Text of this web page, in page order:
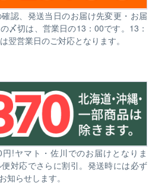
認、発送当日のお届け先変更・お届
〆切は、営業日の13：00です。13：
翌営業日のご対応となります。
!ヤマト・佐川でのお届けとなりま
対応でさらに割引。発送時には必ず
らせします。